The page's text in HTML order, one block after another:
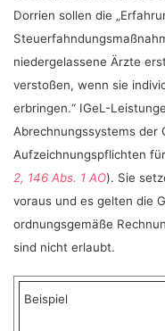
Dorrien sollen die
niedergelassene Ärzte
verstoßen, wenn sie
erbringen.“ IGeL-
Abrechnungssystems der
Aufzeichnungspflichten
2, 146 Abs. 1 AO). Sie
voraus und es gelten die
ordnungsgemäße
sind nicht erlaubt.
Beispiel